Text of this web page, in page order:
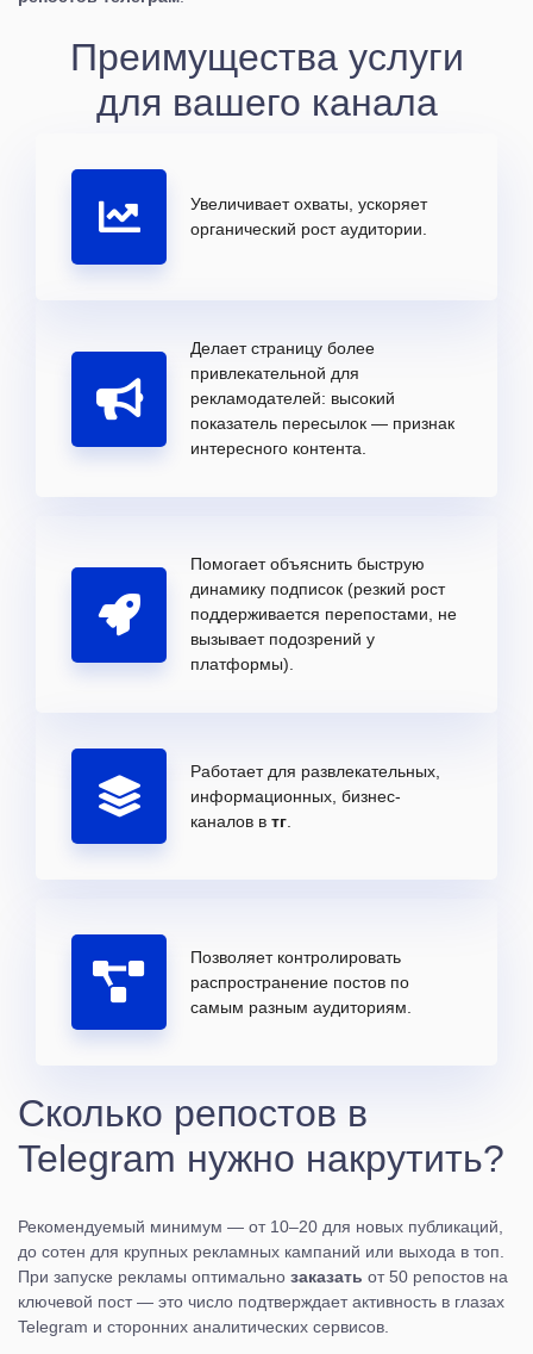
Преимущества услуги
для вашего канала
Увеличивает охваты, ускоряет
органический рост аудитории.
Делает страницу более
привлекательной для
рекламодателей: высокий
показатель пересылок — признак
интересного контента.
Помогает объяснить быструю
динамику подписок (резкий рост
поддерживается перепостами, не
вызывает подозрений у
платформы).
Работает для развлекательных,
информационных, бизнес-
каналов в тг
Позволяет контролировать
распространение постов по
самым разным аудиториям.
Сколько репостов в
Telegram нужно накрутить?
Рекомендуемый минимум — от 10–20 для новых публикаций,
до сотен для крупных рекламных кампаний или выхода в топ.
При запуске рекламы оптимально заказать от 50 репостов на
ключевой пост — это число подтверждает активность в глазах
Telegram и сторонних аналитических сервисов.